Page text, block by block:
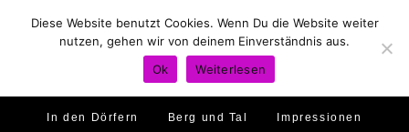
Hirtenland Traumstrände Feste feiern
Golfo di Orosei Im Norden
Murales Ambiente
In den Dörfern Berg und Tal Impressionen
Diese Website benutzt Cookies. Wenn Du die Website weiter
nutzen, gehen wir von deinem Einverständnis aus.
Ok
Weiterlesen